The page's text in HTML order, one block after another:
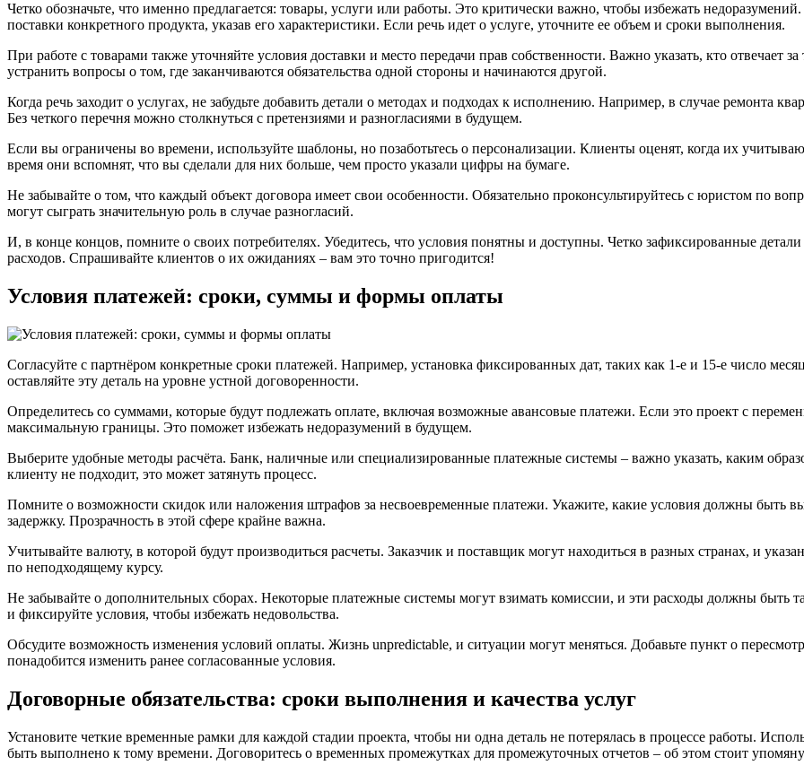
Четко обозначьте, что именно предлагается: товары, услуги или работы. Это критически важно, чтобы избежать
поставки конкретного продукта, указав его характеристики. Если речь идет о услуге, уточните ее объем и сроки выполнения.
При работе с товарами также уточняйте условия доставки и место передачи прав собственности. Важно указать, кто отвечает
устранить вопросы о том, где заканчиваются обязательства одной стороны и начинаются другой.
Когда речь заходит о услугах, не забудьте добавить детали о методах и подходах к исполнению. Например, в случае ремонта
Без четкого перечня можно столкнуться с претензиями и разногласиями в будущем.
Если вы ограничены во времени, используйте шаблоны, но позаботьтесь о персонализации. Клиенты оценят, когда их
время они вспомнят, что вы сделали для них больше, чем просто указали цифры на бумаге.
Не забывайте о том, что каждый объект договора имеет свои особенности. Обязательно проконсультируйтесь с юристом по
могут сыграть значительную роль в случае разногласий.
И, в конце концов, помните о своих потребителях. Убедитесь, что условия понятны и доступны. Четко зафиксированные
расходов. Спрашивайте клиентов о их ожиданиях – вам это точно пригодится!
Условия платежей: сроки, суммы и формы оплаты
Согласуйте с партнёром конкретные сроки платежей. Например, установка фиксированных дат, таких как 1-е и 15-е число
оставляйте эту деталь на уровне устной договоренности.
Определитесь со суммами, которые будут подлежать оплате, включая возможные авансовые платежи. Если это проект с
максимальную границы. Это поможет избежать недоразумений в будущем.
Выберите удобные методы расчёта. Банк, наличные или специализированные платежные системы – важно указать, каким
клиенту не подходит, это может затянуть процесс.
Помните о возможности скидок или наложения штрафов за несвоевременные платежи. Укажите, какие условия должны быть
задержку. Прозрачность в этой сфере крайне важна.
Учитывайте валюту, в которой будут производиться расчеты. Заказчик и поставщик могут находиться в разных странах, и
по неподходящему курсу.
Не забывайте о дополнительных сборах. Некоторые платежные системы могут взимать комиссии, и эти расходы должны быть
и фиксируйте условия, чтобы избежать недовольства.
Обсудите возможность изменения условий оплаты. Жизнь unpredictable, и ситуации могут меняться. Добавьте пункт о
понадобится изменить ранее согласованные условия.
Договорные обязательства: сроки выполнения и качества услуг
Установите четкие временные рамки для каждой стадии проекта, чтобы ни одна деталь не потерялась в процессе работы.
быть выполнено к тому времени. Договоритесь о временных промежутках для промежуточных отчетов – об этом стоит